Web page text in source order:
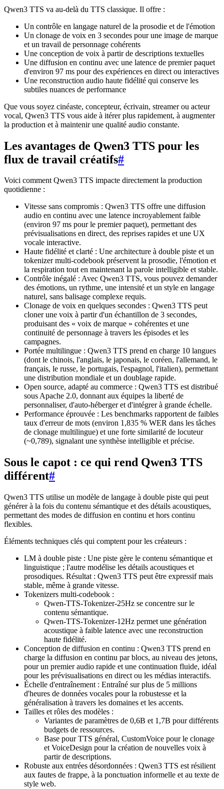
Qwen3 TTS va au-delà du TTS classique. Il offre :
Un contrôle en langage naturel de la prosodie et de l'émotion
Un clonage de voix en 3 secondes pour une image de marque
et un travail de personnage cohérents
Une conception de voix à partir de descriptions textuelles
Une diffusion en continu avec une latence de premier paquet
d'environ 97 ms pour des expériences en direct ou interactives
Une reconstruction audio haute fidélité qui conserve les
subtiles nuances de performance
Que vous soyez cinéaste, concepteur, écrivain, streamer ou acteur
vocal, Qwen3 TTS vous aide à itérer plus rapidement, à augmenter
la production et à maintenir une qualité audio constante.
Les avantages de Qwen3 TTS pour les
flux de travail créatifs#
Voici comment Qwen3 TTS impacte directement la production
quotidienne :
Vitesse sans compromis : Qwen3 TTS offre une diffusion
audio en continu avec une latence incroyablement faible
(environ 97 ms pour le premier paquet), permettant des
prévisualisations en direct, des reprises rapides et une UX
vocale interactive.
Haute fidélité et clarté : Une architecture à double piste et un
tokenizer multi-codebook préservent la prosodie, l'émotion et
la respiration tout en maintenant la parole intelligible et stable.
Contrôle inégalé : Avec Qwen3 TTS, vous pouvez demander
des émotions, un rythme, une intensité et un style en langage
naturel, sans balisage complexe requis.
Clonage de voix en quelques secondes : Qwen3 TTS peut
cloner une voix à partir d'un échantillon de 3 secondes,
produisant des « voix de marque » cohérentes et une
continuité de personnage à travers les épisodes et les
campagnes.
Portée multilingue : Qwen3 TTS prend en charge 10 langues
(dont le chinois, l'anglais, le japonais, le coréen, l'allemand, le
français, le russe, le portugais, l'espagnol, l'italien), permettant
une distribution mondiale et un doublage rapide.
Open source, adapté au commerce : Qwen3 TTS est distribué
sous Apache 2.0, donnant aux équipes la liberté de
personnaliser, d'auto-héberger et d'intégrer à grande échelle.
Performance éprouvée : Les benchmarks rapportent de faibles
taux d'erreur de mots (environ 1,835 % WER dans les tâches
de clonage multilingue) et une forte similarité de locuteur
(~0,789), signalant une synthèse intelligible et précise.
Sous le capot : ce qui rend Qwen3 TTS
différent#
Qwen3 TTS utilise un modèle de langage à double piste qui peut
générer à la fois du contenu sémantique et des détails acoustiques,
permettant des modes de diffusion en continu et hors continu
flexibles.
Éléments techniques clés qui comptent pour les créateurs :
LM à double piste : Une piste gère le contenu sémantique et
linguistique ; l'autre modélise les détails acoustiques et
prosodiques. Résultat : Qwen3 TTS peut être expressif mais
stable, même à grande vitesse.
Tokenizers multi-codebook :
Qwen-TTS-Tokenizer-25Hz se concentre sur le
contenu sémantique.
Qwen-TTS-Tokenizer-12Hz permet une génération
acoustique à faible latence avec une reconstruction
haute fidélité.
Conception de diffusion en continu : Qwen3 TTS prend en
charge la diffusion en continu par blocs, au niveau des jetons,
pour un premier audio rapide et une continuation fluide, idéal
pour les prévisualisations en direct ou les médias interactifs.
Échelle d'entraînement : Entraîné sur plus de 5 millions
d'heures de données vocales pour la robustesse et la
généralisation à travers les domaines et les accents.
Tailles et rôles des modèles :
Variantes de paramètres de 0,6B et 1,7B pour différents
budgets de ressources.
Base pour TTS général, CustomVoice pour le clonage
et VoiceDesign pour la création de nouvelles voix à
partir de descriptions.
Robuste aux entrées désordonnées : Qwen3 TTS est résilient
aux fautes de frappe, à la ponctuation informelle et au texte de
style web.